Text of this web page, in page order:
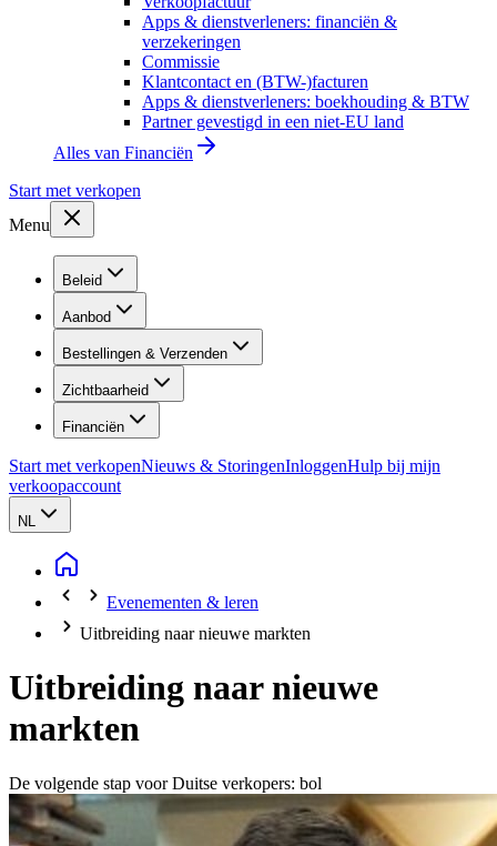
Apps & dienstverleners: financiën &
verzekeringen
Commissie
Klantcontact en (BTW-)facturen
Apps & dienstverleners: boekhouding & BTW
Partner gevestigd in een niet-EU land
Alles van Financiën
Start met verkopen
Menu
Beleid
Aanbod
Bestellingen & Verzenden
Zichtbaarheid
Financiën
Start met verkopenNieuws & StoringenInloggenHulp bij mijn
verkoopaccount
NL
Evenementen & leren
Uitbreiding naar nieuwe markten
Uitbreiding naar nieuwe
markten
De volgende stap voor Duitse verkopers: bol